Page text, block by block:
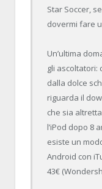
Star Soccer,
dovermi fare
Un’ultima
gli ascoltatori:
dalla dolce
riguarda il
che sia
l’iPod dopo 8
esiste un
Android con
43€